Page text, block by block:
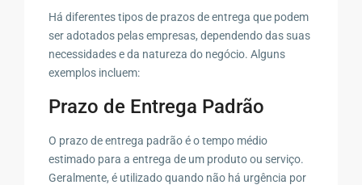
Há diferentes tipos de prazos de entrega que podem
ser adotados pelas empresas, dependendo das suas
necessidades e da natureza do negócio. Alguns
exemplos incluem:
Prazo de Entrega Padrão
O prazo de entrega padrão é o tempo médio
estimado para a entrega de um produto ou serviço.
Geralmente, é utilizado quando não há urgência por